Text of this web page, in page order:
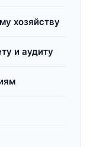
хозяйству
и аудиту